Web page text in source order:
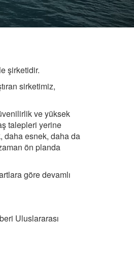
şirketidir.
sirketimiz,
ve yüksek
talepleri yerine
daha esnek, daha da
ön planda
göre devamlı
Uluslararası